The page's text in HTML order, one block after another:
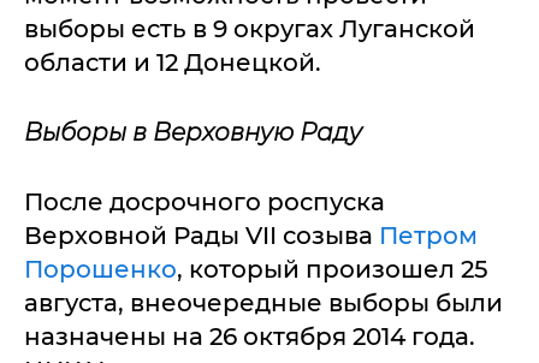
выборы есть в 9 округах Луганской
области и 12 Донецкой.
Выборы в Верховную Раду
После досрочного роспуска
Верховной Рады VII созыва Петром
Порошенко, который произошел 25
августа, внеочередные выборы были
назначены на 26 октября 2014 года.